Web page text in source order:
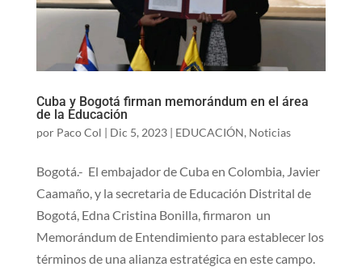
Cuba y Bogotá firman memorándum en el área
de la Educación
por Paco Col | Dic 5, 2023| EDUCACIÓN, Noticias
Bogotá.- El embajador de Cuba en Colombia, Javier
Caamaño, y la secretaria de Educación Distrital de
Bogotá, Edna Cristina Bonilla, firmaron un
Memorándum de Entendimiento para establecer los
términos de una alianza estratégica en este campo.